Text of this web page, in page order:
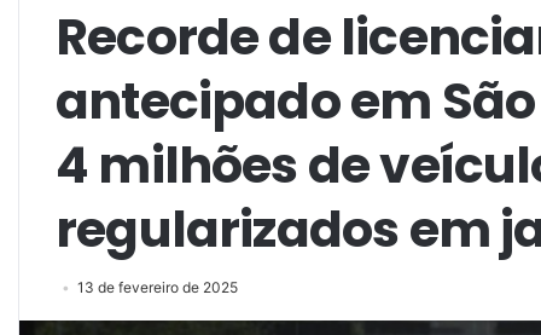
Recorde de
antecipado em
4 milhões de
regularizados em
13 de fevereiro de 2025